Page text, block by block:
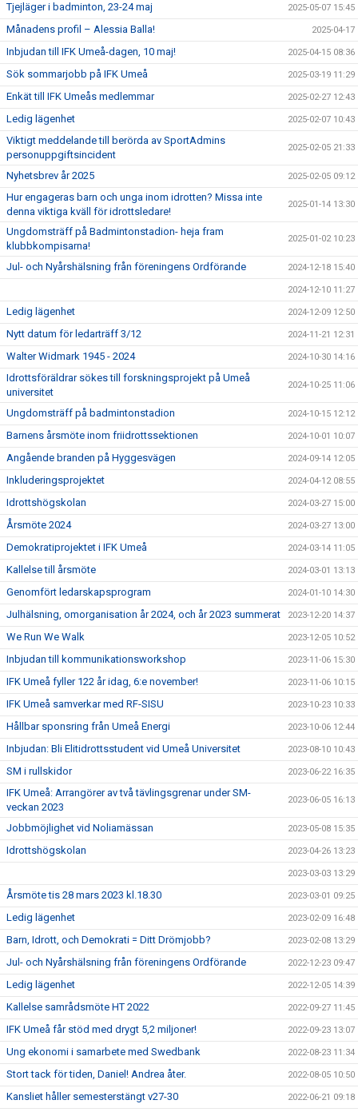
Tjejläger i badminton, 23-24 maj 2025-05-07 15:45
Månadens profil – Alessia Balla! 2025-04-17
Inbjudan till IFK Umeå-dagen, 10 maj! 2025-04-15 08:36
Sök sommarjobb på IFK Umeå 2025-03-19 11:29
Enkät till IFK Umeås medlemmar 2025-02-27 12:43
Ledig lägenhet 2025-02-07 10:43
Viktigt meddelande till berörda av SportAdmins
personuppgiftsincident
2025-02-05 21:33
Nyhetsbrev år 2025 2025-02-05 09:12
Hur engageras barn och unga inom idrotten? Missa inte
denna viktiga kväll för idrottsledare!
2025-01-14 13:30
Ungdomsträff på Badmintonstadion- heja fram
klubbkompisarna!
2025-01-02 10:23
Jul- och Nyårshälsning från föreningens Ordförande 2024-12-18 15:40
2024-12-10 11:27
Ledig lägenhet 2024-12-09 12:50
Nytt datum för ledarträff 3/12 2024-11-21 12:31
Walter Widmark 1945 - 2024 2024-10-30 14:16
Idrottsföräldrar sökes till forskningsprojekt på Umeå
universitet
2024-10-25 11:06
Ungdomsträff på badmintonstadion 2024-10-15 12:12
Barnens årsmöte inom friidrottssektionen 2024-10-01 10:07
Angående branden på Hyggesvägen 2024-09-14 12:05
Inkluderingsprojektet 2024-04-12 08:55
Idrottshögskolan 2024-03-27 15:00
Årsmöte 2024 2024-03-27 13:00
Demokratiprojektet i IFK Umeå 2024-03-14 11:05
Kallelse till årsmöte 2024-03-01 13:13
Genomfört ledarskapsprogram 2024-01-10 14:30
Julhälsning, omorganisation år 2024, och år 2023 summerat 2023-12-20 14:37
We Run We Walk 2023-12-05 10:52
Inbjudan till kommunikationsworkshop 2023-11-06 15:30
IFK Umeå fyller 122 år idag, 6:e november! 2023-11-06 10:15
IFK Umeå samverkar med RF-SISU 2023-10-23 10:33
Hållbar sponsring från Umeå Energi 2023-10-06 12:44
Inbjudan: Bli Elitidrottsstudent vid Umeå Universitet 2023-08-10 10:43
SM i rullskidor 2023-06-22 16:35
IFK Umeå: Arrangörer av två tävlingsgrenar under SM-
veckan 2023
2023-06-05 16:13
Jobbmöjlighet vid Noliamässan 2023-05-08 15:35
Idrottshögskolan 2023-04-26 13:23
2023-03-03 13:29
Årsmöte tis 28 mars 2023 kl.18.30 2023-03-01 09:25
Ledig lägenhet 2023-02-09 16:48
Barn, Idrott, och Demokrati = Ditt Drömjobb? 2023-02-08 13:29
Jul- och Nyårshälsning från föreningens Ordförande 2022-12-23 09:47
Ledig lägenhet 2022-12-05 14:39
Kallelse samrådsmöte HT 2022 2022-09-27 11:45
IFK Umeå får stöd med drygt 5,2 miljoner! 2022-09-23 13:07
Ung ekonomi i samarbete med Swedbank 2022-08-23 11:34
Stort tack för tiden, Daniel! Andrea åter. 2022-08-05 10:50
Kansliet håller semesterstängt v27-30 2022-06-21 09:18